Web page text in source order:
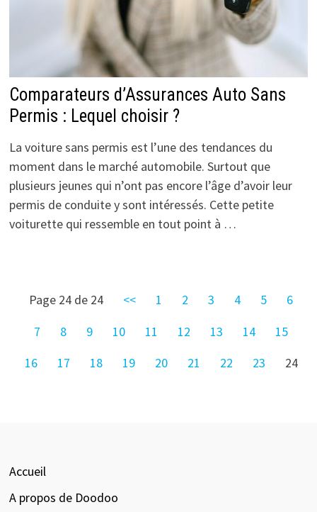
Comparateurs d’Assurances Auto Sans
Permis : Lequel choisir ?
La voiture sans permis est l’une des tendances du
moment dans le marché automobile. Surtout que
plusieurs jeunes qui n’ont pas encore l’âge d’avoir leur
permis de conduite y sont intéressés. Cette petite
voiturette qui ressemble en tout point à …
Page 24 de 24 << 1 2 3 4 5
6
7
8 9 10 11 12 13 14
15
16
17 18 19 20 21 22 23 24
Accueil
A propos de Doodoo